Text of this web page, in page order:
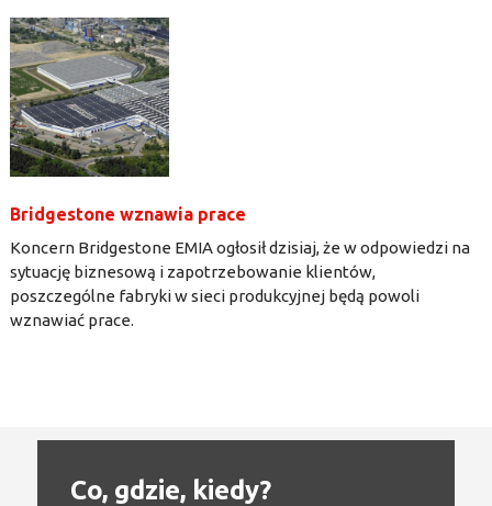
Bridgestone wznawia prace
Koncern Bridgestone EMIA ogłosił dzisiaj, że w odpowiedzi na
sytuację biznesową i zapotrzebowanie klientów,
poszczególne fabryki w sieci produkcyjnej będą powoli
wznawiać prace.
Co, gdzie, kiedy?